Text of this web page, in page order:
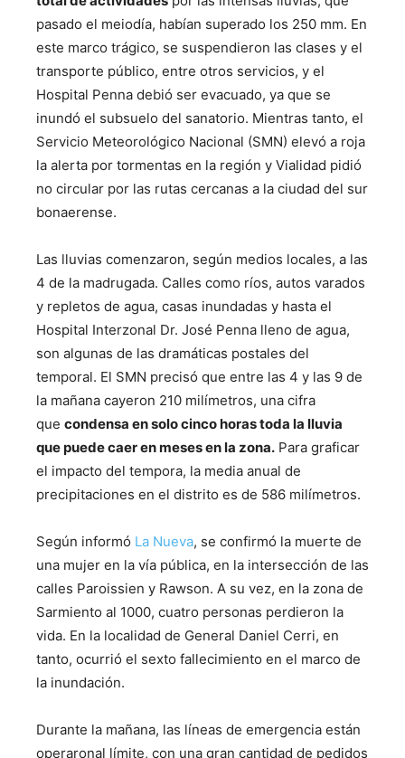
pasado el meiodía, habían superado los 250 mm. En
este marco trágico, se suspendieron las clases y el
transporte público, entre otros servicios, y el
Hospital Penna debió ser evacuado, ya que se
inundó el subsuelo del sanatorio. Mientras tanto, el
Servicio Meteorológico Nacional (SMN) elevó a roja
la alerta por tormentas en la región y Vialidad pidió
no circular por las rutas cercanas a la ciudad del sur
bonaerense.
Las lluvias comenzaron, según medios locales, a las
4 de la madrugada. Calles como ríos, autos varados
y repletos de agua, casas inundadas y hasta el
Hospital Interzonal Dr. José Penna lleno de agua,
son algunas de las dramáticas postales del
temporal. El SMN precisó que entre las 4 y las 9 de
la mañana cayeron 210 milímetros, una cifra
que condensa en solo cinco horas toda la lluvia
que puede caer en meses en la zona. Para graficar
el impacto del tempora, la media anual de
precipitaciones en el distrito es de 586 milímetros.
Según informó La Nueva, se confirmó la muerte de
una mujer en la vía pública, en la intersección de las
calles Paroissien y Rawson. A su vez, en la zona de
Sarmiento al 1000, cuatro personas perdieron la
vida. En la localidad de General Daniel Cerri, en
tanto, ocurrió el sexto fallecimiento en el marco de
la inundación.
Durante la mañana, las líneas de emergencia están
operaronal límite, con una gran cantidad de pedidos